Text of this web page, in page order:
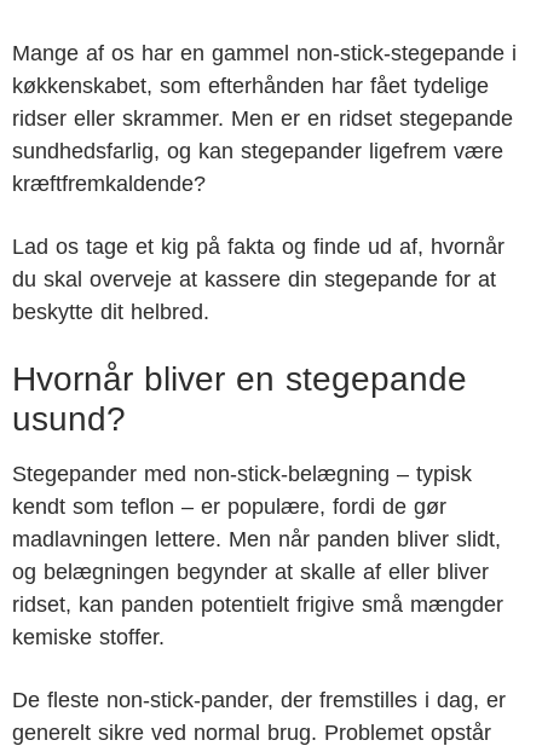
Mange af os har en gammel non-stick-stegepande i
køkkenskabet, som efterhånden har fået tydelige
ridser eller skrammer. Men er en ridset stegepande
sundhedsfarlig, og kan stegepander ligefrem være
kræftfremkaldende?
Lad os tage et kig på fakta og finde ud af, hvornår
du skal overveje at kassere din stegepande for at
beskytte dit helbred.
Hvornår bliver en stegepande
usund?
Stegepander med non-stick-belægning – typisk
kendt som teflon – er populære, fordi de gør
madlavningen lettere. Men når panden bliver slidt,
og belægningen begynder at skalle af eller bliver
ridset, kan panden potentielt frigive små mængder
kemiske stoffer.
De fleste non-stick-pander, der fremstilles i dag, er
generelt sikre ved normal brug. Problemet opstår